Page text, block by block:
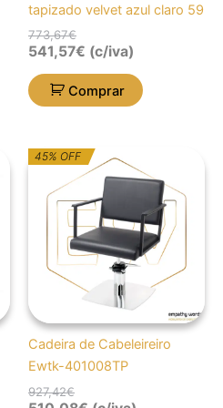
tapizado velvet azul claro 59
773,67€
541,57€ (c/iva)
Comprar
45% OFF
Cadeira de Cabeleireiro
Ewtk-401008TP
927,42€
O
preço
original
era:
927,42€.
O
preço
atual
é:
510,08€.